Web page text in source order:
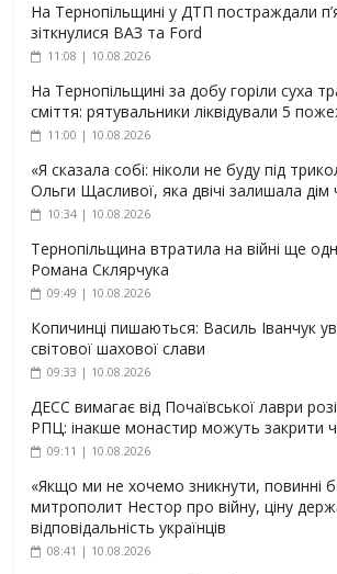
На Тернопільщині у ДТП постраждали
зіткнулися ВАЗ та Ford
11:08 | 10.08.2026
На Тернопільщині за добу горіли суха
сміття: рятувальники ліквідували 5
11:00 | 10.08.2026
«Я сказала собі: ніколи не буду під
Ольги Щасливої, яка двічі залишала дім
10:34 | 10.08.2026
Тернопільщина втратила на війні ще
Романа Склярчука
09:49 | 10.08.2026
Копичинці пишаються: Василь Іванчук
світової шахової слави
09:33 | 10.08.2026
ДЕСС вимагає від Почаївської лаври
РПЦ: інакше монастир можуть закрити
09:11 | 10.08.2026
«Якщо ми не хочемо зникнути, повинні
митрополит Нестор про війну, ціну
відповідальність українців
08:41 | 10.08.2026